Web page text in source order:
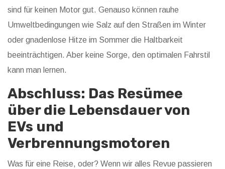
sind für keinen Motor gut. Genauso können rauhe
Umweltbedingungen wie Salz auf den Straßen im Winter
oder gnadenlose Hitze im Sommer die Haltbarkeit
beeinträchtigen. Aber keine Sorge, den optimalen Fahrstil
kann man lernen.
Abschluss: Das Resümee
über die Lebensdauer von
EVs und
Verbrennungsmotoren
Was für eine Reise, oder? Wenn wir alles Revue passieren